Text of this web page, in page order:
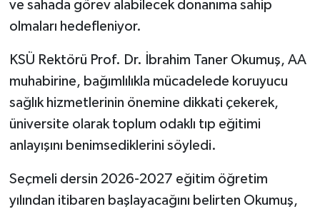
ve sahada görev alabilecek donanıma sahip
olmaları hedefleniyor.
KSÜ Rektörü Prof. Dr. İbrahim Taner Okumuş, AA
muhabirine, bağımlılıkla mücadelede koruyucu
sağlık hizmetlerinin önemine dikkati çekerek,
üniversite olarak toplum odaklı tıp eğitimi
anlayışını benimsediklerini söyledi.
Seçmeli dersin 2026-2027 eğitim öğretim
yılından itibaren başlayacağını belirten Okumuş,